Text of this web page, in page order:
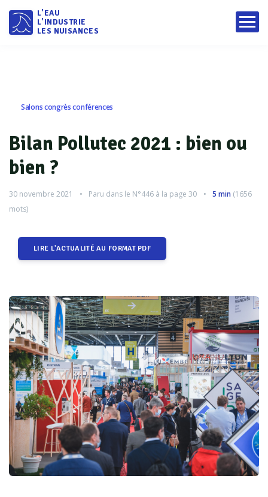
L'EAU
L'INDUSTRIE
LES NUISANCES
Salons congrès conférences
Bilan Pollutec 2021 : bien ou
bien ?
30 novembre 2021 Paru dans le N°446 à la page 30 5 min (1656
mots)
LIRE L'ACTUALITÉ AU FORMAT PDF